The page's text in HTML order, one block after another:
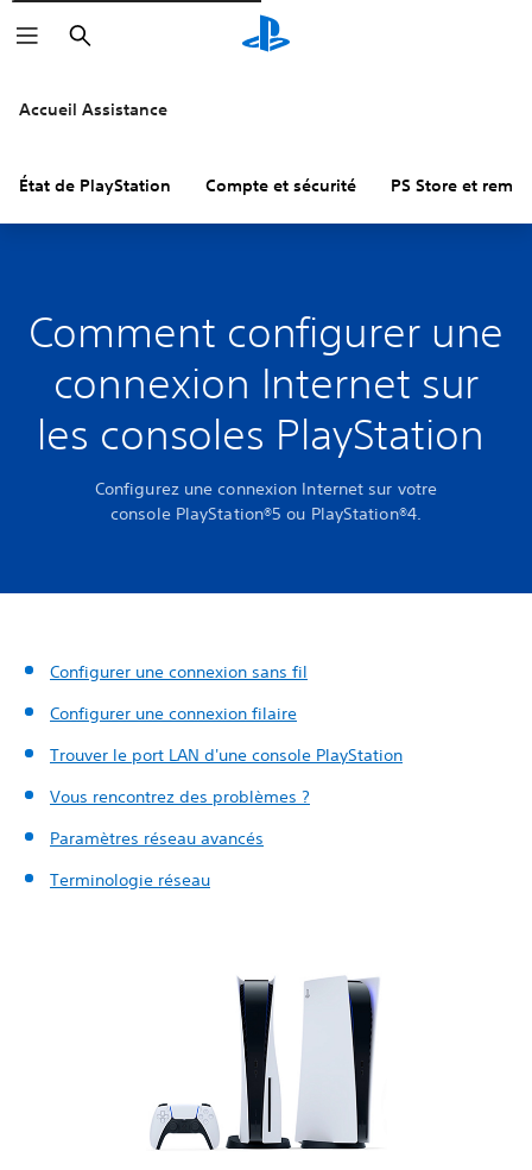
Rechercher
Accueil Assistance
État de PlayStation Compte et sécurité PS Store et
Comment configurer une
connexion Internet sur
les consoles PlayStation
Configurez une connexion Internet sur votre
console PlayStation®5 ou PlayStation®4.
Configurer une connexion sans fil
Configurer une connexion filaire
Trouver le port LAN d'une console PlayStation
Vous rencontrez des problèmes ?
Paramètres réseau avancés
Terminologie réseau